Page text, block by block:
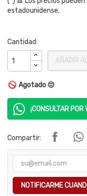
estadounidense.
Cantidad:
AÑADIR
Agotado 😔
¡CONSULTAR
Compartir:
NOTIFICARME